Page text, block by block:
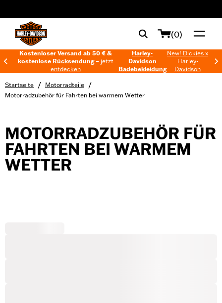
(0)
Kostenloser Versand ab 50 € &
kostenlose Rücksendung – jetzt
entdecken
Harley-
Davidson
Badebekleidung
New! Dickies x
Harley-
Davidson
Startseite / Motorradteile /
Motorradzubehör für Fahrten bei warmem Wetter
MOTORRADZUBEHÖR FÜR
FAHRTEN BEI WARMEM
WETTER